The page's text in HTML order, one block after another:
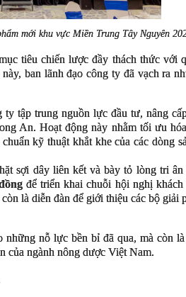
mới khu vực Miền Trung Tây Nguyên
tiêu chiến lược đầy thách thức với
ban lãnh đạo công ty đã vạch ra
ty tập trung nguồn lực đầu tư, nâng
An. Hoạt động này nhằm tối ưu
kỹ thuật khắt khe của các dòng
sợi dây liên kết và bày tỏ lòng tri ân
để triển khai chuỗi hội nghị
là diễn đàn để giới thiệu các bộ giải
nỗ lực bền bỉ đã qua, mà còn
của ngành nông dược Việt Nam.